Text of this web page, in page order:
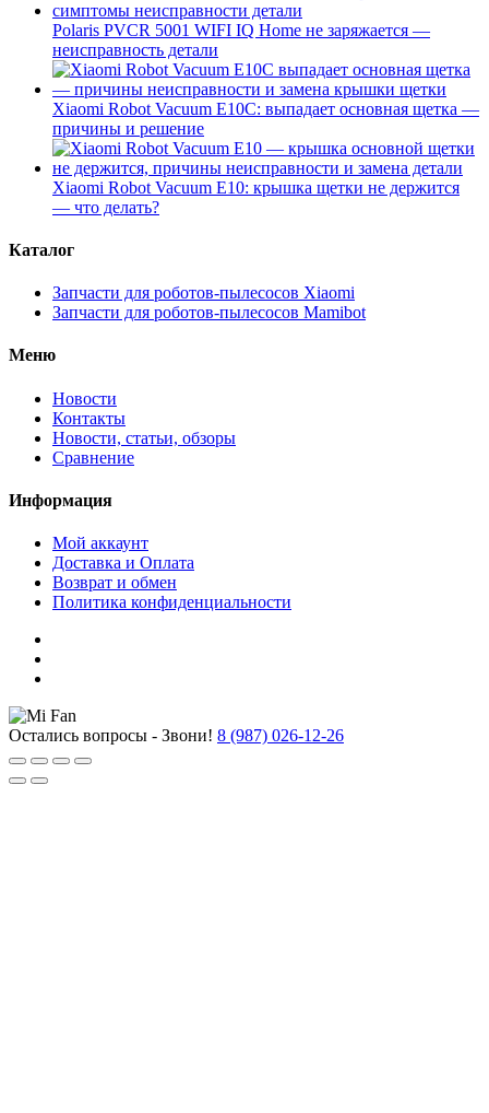
Polaris PVCR 5001 WIFI IQ Home не заряжается —
неисправность детали
Xiaomi Robot Vacuum E10C: выпадает основная щетка —
причины и решение
Xiaomi Robot Vacuum E10: крышка щетки не держится
— что делать?
Каталог
Запчасти для роботов-пылесосов Xiaomi
Запчасти для роботов-пылесосов Mamibot
Меню
Новости
Контакты
Новости, статьи, обзоры
Сравнение
Информация
Мой аккаунт
Доставка и Оплата
Возврат и обмен
Политика конфиденциальности
Остались вопросы - Звони! 8 (987) 026-12-26